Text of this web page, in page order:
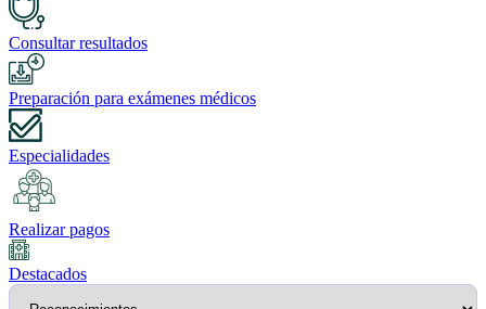
Consultar resultados
Preparación para exámenes médicos
Especialidades
Realizar pagos
Destacados